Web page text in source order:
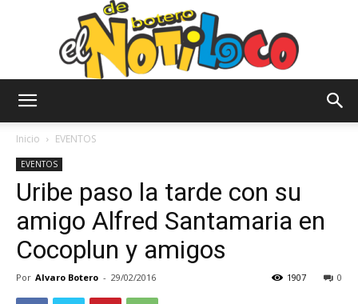
Notiloco
de
Inicio EVENTOS
EVENTOS
Uribe paso la tarde con su
amigo Alfred Santamaria en
Cocoplun y amigos
Por Alvaro Botero - 29/02/2016 0
1907